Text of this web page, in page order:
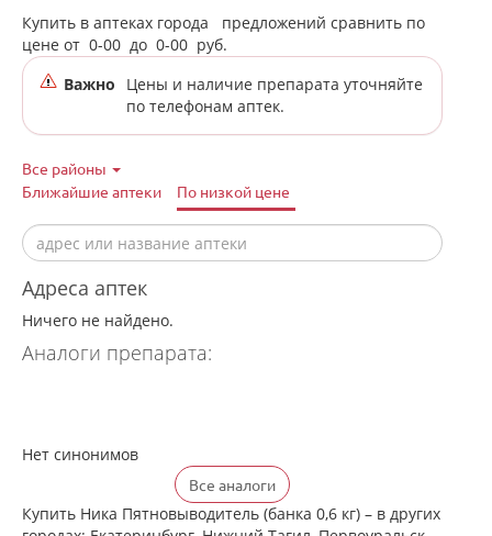
Купить в аптеках города
предложений сравнить по
цене от 0-00 до 0-00 руб.
Важно
Цены и наличие препарата уточняйте
по телефонам аптек.
Все районы
Ближайшие аптеки
По низкой цене
Адреса аптек
Ничего не найдено.
Аналоги препарата:
Нет синонимов
Все аналоги
Купить Ника Пятновыводитель (банка 0,6 кг) – в других